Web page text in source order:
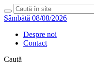
Sâmbătă 08/08/2026
Despre noi
Contact
Caută